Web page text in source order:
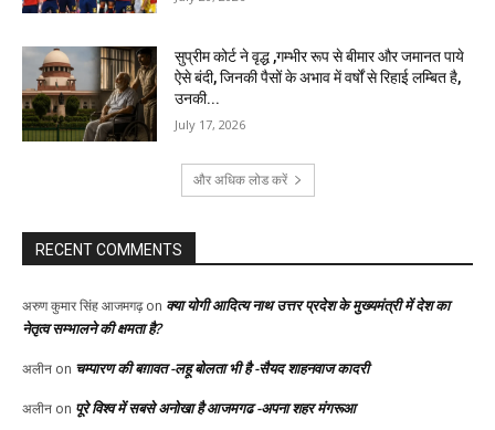
सुप्रीम कोर्ट ने वृद्ध ,गम्भीर रूप से बीमार और जमानत पाये
ऐसे बंदी, जिनकी पैसों के अभाव में वर्षों से रिहाई लम्बित है,
उनकी...
July 17, 2026
और अधिक लोड करें
RECENT COMMENTS
अरुण कुमार सिंह आजमगढ़on क्या योगी आदित्य नाथ उत्तर प्रदेश के मुख्यमंत्री में देश का
नेतृत्व सम्भालने की क्षमता है?
अलीन on चम्पारण की बग़ावत -लहू बोलता भी है -सैयद शाहनवाज कादरी
अलीन on पूरे विश्व में सबसे अनोखा है आजमगढ -अपना शहर मंगरूआ